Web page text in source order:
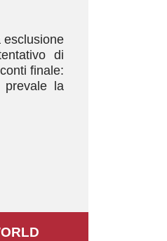
esclusione
di
finale:
prevale la